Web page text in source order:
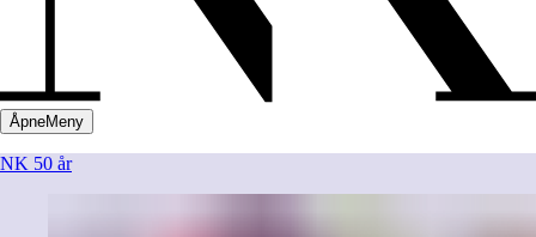
ÅpneMeny
NK 50 år